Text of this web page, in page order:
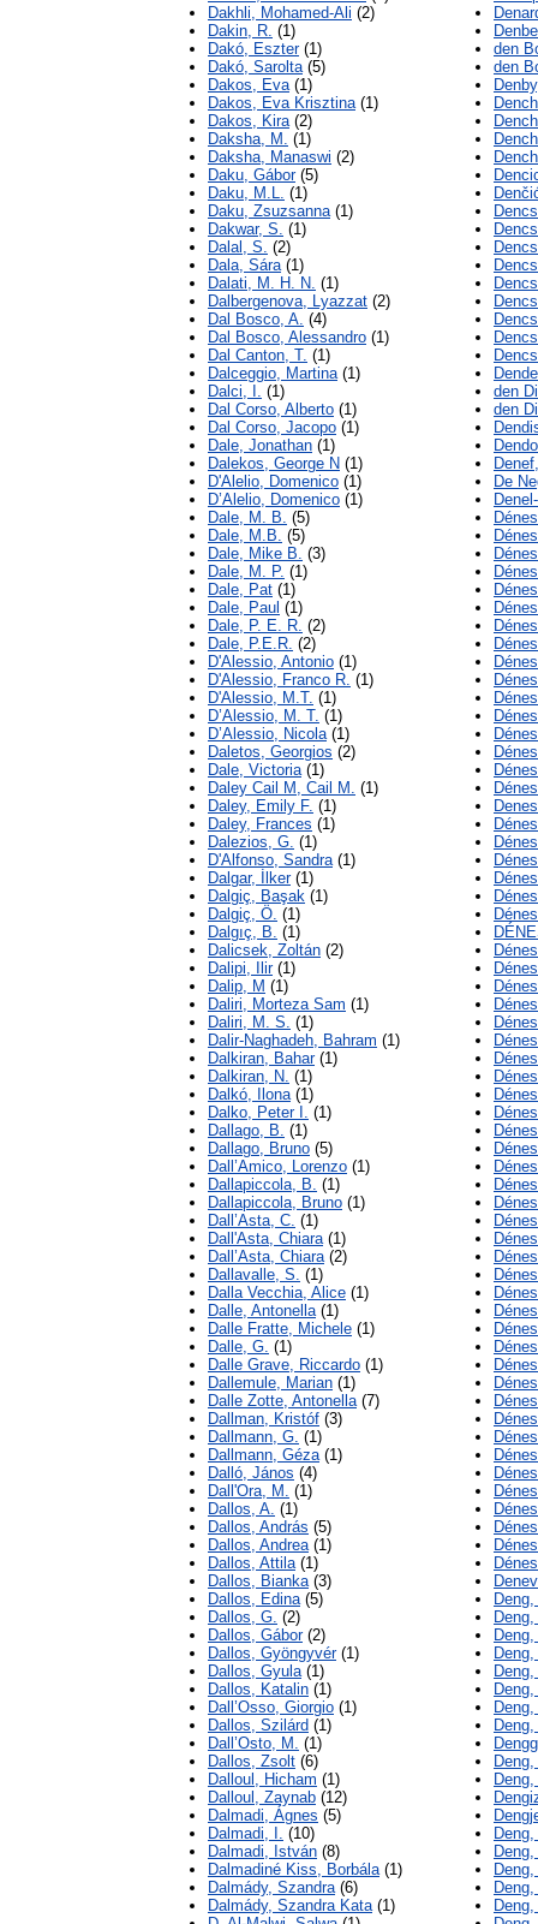
Dakhli, Mohamed-Ali (2)
Dakin, R. (1)
Dakó, Eszter(1)
Dakó, Sarolta(5)
Dakos, Eva(1)
Dakos, Eva Krisztina(1)
Dakos, Kira(2)
Daksha, M. (1)
Daksha, Manaswi (2)
Daku, Gábor(5)
Daku, M.L. (1)
Daku, Zsuzsanna(1)
Dakwar, S. (1)
Dalal, S. (2)
Dala, Sára(1)
Dalati, M. H. N. (1)
Dalbergenova, Lyazzat (2)
Dal Bosco, A. (4)
Dal Bosco, Alessandro (1)
Dal Canton, T. (1)
Dalceggio, Martina(1)
Dalci, I. (1)
Dal Corso, Alberto (1)
Dal Corso, Jacopo (1)
Dale, Jonathan (1)
Dalekos, George N (1)
D'Alelio, Domenico (1)
D’Alelio, Domenico (1)
Dale, M. B. (5)
Dale, M.B. (5)
Dale, Mike B. (3)
Dale, M. P. (1)
Dale, Pat (1)
Dale, Paul (1)
Dale, P. E. R. (2)
Dale, P.E.R. (2)
D'Alessio, Antonio (1)
D'Alessio, Franco R. (1)
D'Alessio, M.T. (1)
D’Alessio, M. T. (1)
D’Alessio, Nicola(1)
Daletos, Georgios (2)
Dale, Victoria(1)
Daley Cail M, Cail M. (1)
Daley, Emily F. (1)
Daley, Frances (1)
Dalezios, G. (1)
D'Alfonso, Sandra(1)
Dalgar, İlker(1)
Dalgiç, Başak (1)
Dalgiç, Ö. (1)
Dalgıç, B. (1)
Dalicsek, Zoltán (2)
Dalipi, Ilir(1)
Dalip, M (1)
Daliri, Morteza Sam (1)
Daliri, M. S. (1)
Dalir-Naghadeh, Bahram (1)
Dalkiran, Bahar(1)
Dalkiran, N. (1)
Dalkó, Ilona(1)
Dalko, Peter I. (1)
Dallago, B. (1)
Dallago, Bruno (5)
Dall’Amico, Lorenzo (1)
Dallapiccola, B. (1)
Dallapiccola, Bruno (1)
Dall’Asta, C. (1)
Dall'Asta, Chiara(1)
Dall’Asta, Chiara(2)
Dallavalle, S. (1)
Dalla Vecchia, Alice (1)
Dalle, Antonella(1)
Dalle Fratte, Michele (1)
Dalle, G. (1)
Dalle Grave, Riccardo (1)
Dallemule, Marian (1)
Dalle Zotte, Antonella(7)
Dallman, Kristóf (3)
Dallmann, G. (1)
Dallmann, Géza(1)
Dalló, János (4)
Dall'Ora, M. (1)
Dallos, A. (1)
Dallos, András (5)
Dallos, Andrea(1)
Dallos, Attila(1)
Dallos, Bianka(3)
Dallos, Edina(5)
Dallos, G. (2)
Dallos, Gábor(2)
Dallos, Gyöngyvér(1)
Dallos, Gyula(1)
Dallos, Katalin (1)
Dall’Osso, Giorgio (1)
Dallos, Szilárd (1)
Dall’Osto, M. (1)
Dallos, Zsolt (6)
Dalloul, Hicham (1)
Dalloul, Zaynab (12)
Dalmadi, Ágnes (5)
Dalmadi, I. (10)
Dalmadi, István (8)
Dalmadiné Kiss, Borbála(1)
Dalmády, Szandra(6)
Dalmády, Szandra Kata(1)
den
den
den
den
De